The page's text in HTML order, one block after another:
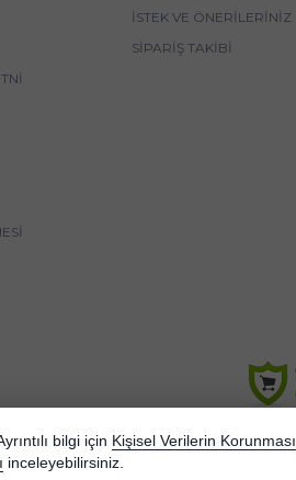
İSTEK VE ÖNERILERINIZ
SIPARIŞ TAKIBI
bilgi için Kişisel Verilerin Korunması
inceleyebilirsiniz.